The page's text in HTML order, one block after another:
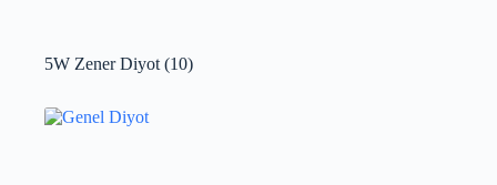
5W Zener Diyot (10)